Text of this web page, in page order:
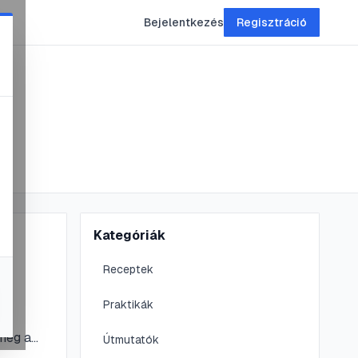
Bejelentkezés Regisztráció
a
Kategóriák
Receptek
Praktikák
Útmutatók